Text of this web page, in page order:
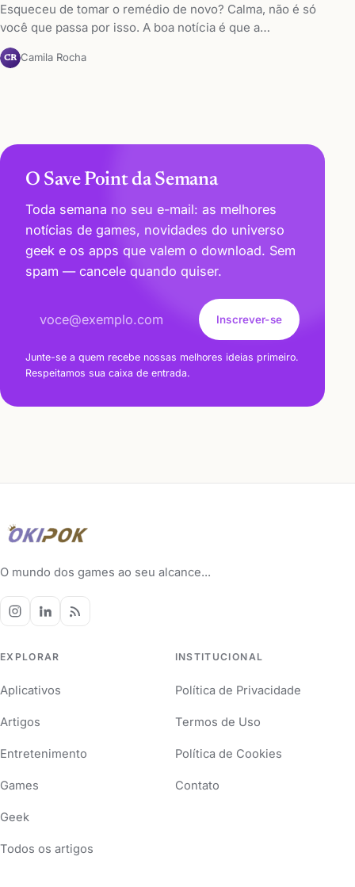
Esqueceu de tomar o remédio de novo? Calma, não é só
você que passa por isso. A boa notícia é que a…
CR Camila Rocha
O Save Point da Semana
Toda semana no seu e-mail: as melhores
notícias de games, novidades do universo
geek e os apps que valem o download. Sem
spam — cancele quando quiser.
Inscrever-se
Junte-se a quem recebe nossas melhores ideias primeiro.
Respeitamos sua caixa de entrada.
O mundo dos games ao seu alcance...
EXPLORAR
Aplicativos
Artigos
Entretenimento
Games
Geek
Todos os artigos
INSTITUCIONAL
Política de Privacidade
Termos de Uso
Política de Cookies
Contato